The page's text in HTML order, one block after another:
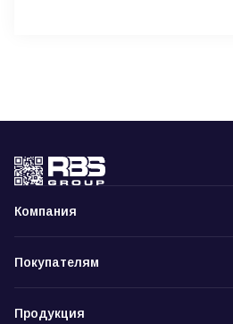
Компания
Покупателям
Продукция